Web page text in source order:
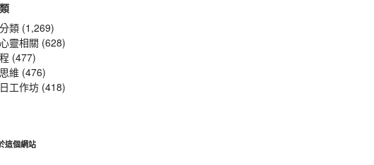
類 (1,269)
靈相關 (628)
(477)
維 (476)
工作坊 (418)
這個網站